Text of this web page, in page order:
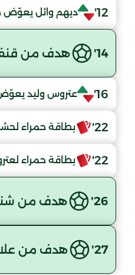
12' ديهم وائل يعوّض
14' هدف من
16' عتروس وليد
22' بطاقة حمراء
22' بطاقة حمراء
26' هدف من
27' هدف من